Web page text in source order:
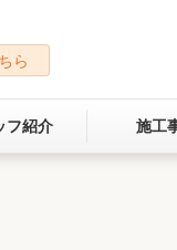
トイレ
ニー ガーデ
質改善の取り組み
ら
フ紹介 施工